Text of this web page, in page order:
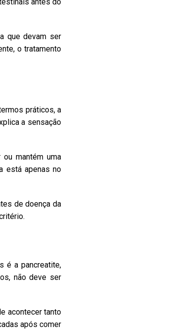
que devam ser
o tratamento
práticos, a
a sensação
ou mantém uma
está apenas no
de doença da
é a pancreatite,
não deve ser
acontecer tanto
após comer